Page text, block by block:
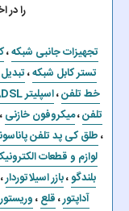
را در
تجهیزات جانبی شبکه،
تستر کابل شبکه،
خط تلفن،اسپلیتر ADSL
تلفن،میکروفون خازنی،
،طلق کی پد تلفن
لوازم و قطعات
بلندگو،بازر اسیلاتوردار،
آداپتور،قلع،وریستور